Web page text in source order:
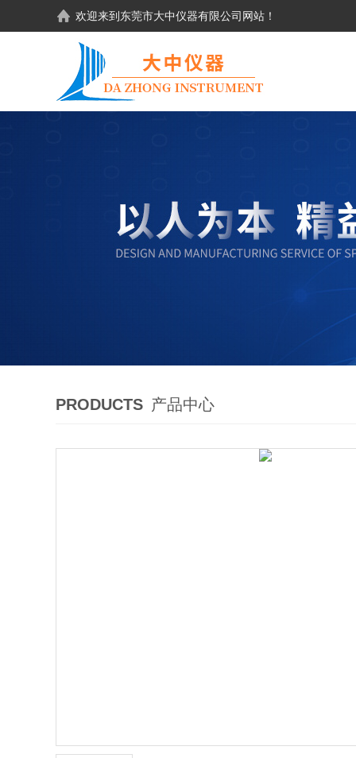
欢迎来到东莞市大中仪器有限公司网站！
PRODUCTS 产品中心